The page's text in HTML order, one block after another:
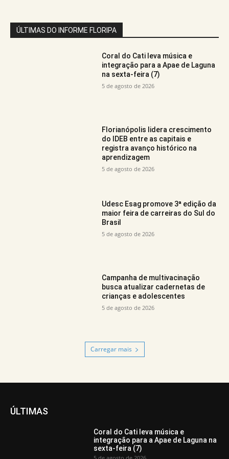
ÚLTIMAS DO INFORME FLORIPA
Coral do Cati leva música e
integração para a Apae de Laguna
na sexta-feira (7)
5 de agosto de 2026
Florianópolis lidera crescimento
do IDEB entre as capitais e
registra avanço histórico na
aprendizagem
5 de agosto de 2026
Udesc Esag promove 3ª edição da
maior feira de carreiras do Sul do
Brasil
5 de agosto de 2026
Campanha de multivacinação
busca atualizar cadernetas de
crianças e adolescentes
5 de agosto de 2026
Carregar mais
ÚLTIMAS
Coral do Cati leva música e
integração para a Apae de Laguna na
sexta-feira (7)